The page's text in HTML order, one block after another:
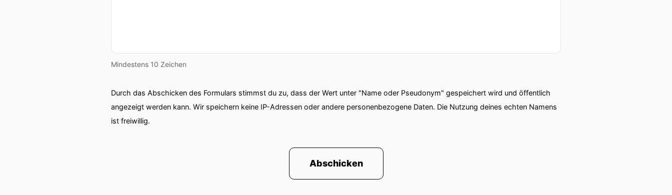
Mindestens 10 Zeichen
Durch das Abschicken des Formulars stimmst du zu, dass der Wert unter "Name oder Pseudonym" gespeichert wird und öffentlich
angezeigt werden kann. Wir speichern keine IP-Adressen oder andere personenbezogene Daten. Die Nutzung deines echten Namens
ist freiwillig.
Abschicken